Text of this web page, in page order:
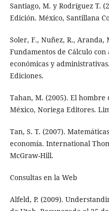
Santiago, M. y Rodríguez T.
Edición. México, Santillana
Soler, F., Nuñez, R., Aranda,
Fundamentos de Cálculo con
económicas y
Ediciones.
Tahan, M. (2005). El hombre
México, Noriega Editores.
Tan, S. T. (2007).
economía. International
McGraw-Hill.
Consultas en la Web
Alfeld, P. (2009).